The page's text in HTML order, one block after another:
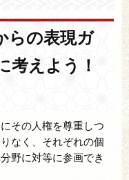
らの表現ガ
えよう！
その人権を尊重しつ
なく、それぞれの個
野に対等に参画でき